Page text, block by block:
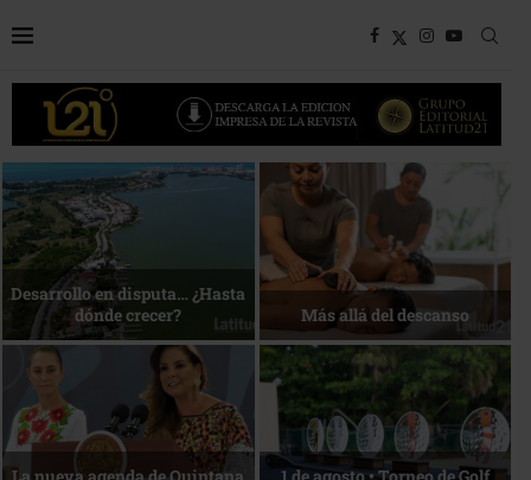
Bottega, un viaje servido a la
mesa
Energía que Impulsa la
competitividad